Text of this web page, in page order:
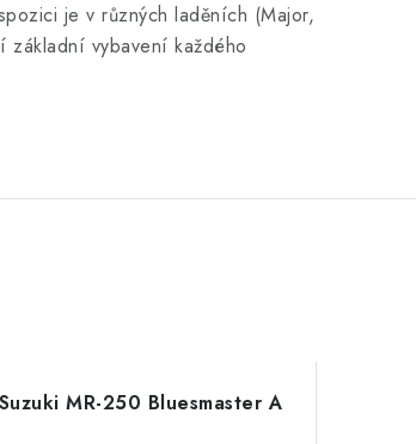
je v různých laděních (Major,
vybavení každého
Suzuki MR-250 Bluesmaster A